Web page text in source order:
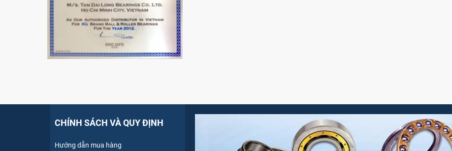
CHÍNH SÁCH VÀ QUY ĐỊNH
Hướng dẫn mua hàng